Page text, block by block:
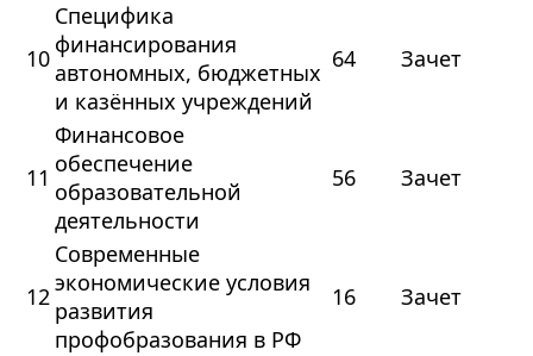
10
Специфика
финансирования
автономных, бюджетных
и казённых учреждений
64 Зачет
11
Финансовое
обеспечение
образовательной
деятельности
56 Зачет
12
Современные
экономические условия
развития
профобразования в РФ
16 Зачет